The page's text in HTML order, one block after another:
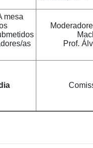
mesa
as
Prof.